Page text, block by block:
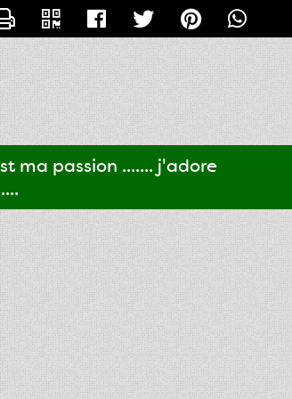
ma passion ....... j'adore
GIGI61